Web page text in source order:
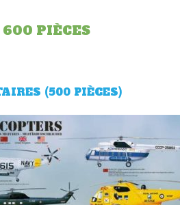
PIÈCES
(500 PIÈCES)